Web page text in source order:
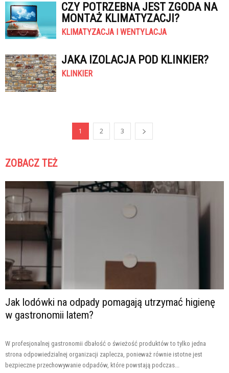
CZY POTRZEBNA JEST ZGODA NA
MONTAŻ KLIMATYZACJI?
KLIMATYZACJA I WENTYLACJA
JAKA IZOLACJA POD KLINKIER?
KLINKIER
1 2 3
ZOBACZ TEŻ
Jak lodówki na odpady pomagają utrzymać higienę
w gastronomii latem?
W profesjonalnej gastronomii dbałość o świeżość produktów to tylko jedna
strona odpowiedzialnej organizacji zaplecza, ponieważ równie istotne jest
bezpieczne przechowywanie odpadów, które powstają podczas...